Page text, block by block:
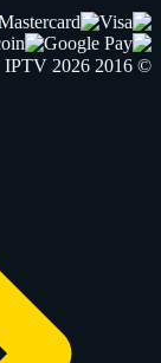
© 2016 2026
IPTV